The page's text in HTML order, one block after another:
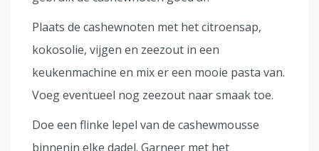
Plaats de cashewnoten met het citroensap,
kokosolie, vijgen en zeezout in een
keukenmachine en mix er een mooie pasta van.
Voeg eventueel nog zeezout naar smaak toe.
Doe een flinke lepel van de cashewmousse
binnenin elke dadel. Garneer met het